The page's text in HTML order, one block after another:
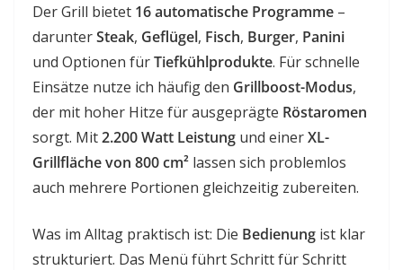
Der Grill bietet 16 automatische Programme –
darunterSteak, Geflügel, Fisch, Burger, Panini
und Optionen fürTiefkühlprodukte. Für schnelle
Einsätze nutze ich häufig den Grillboost-Modus,
der mit hoher Hitze für ausgeprägte Röstaromen
sorgt. Mit2.200 Watt Leistung und einerXL-
Grillfläche von 800 cm² lassen sich problemlos
auch mehrere Portionen gleichzeitig zubereiten.
Was im Alltag praktisch ist: Die Bedienung ist klar
strukturiert. Das Menü führt Schritt für Schritt